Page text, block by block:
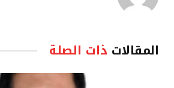
المقالات ذات الصلة